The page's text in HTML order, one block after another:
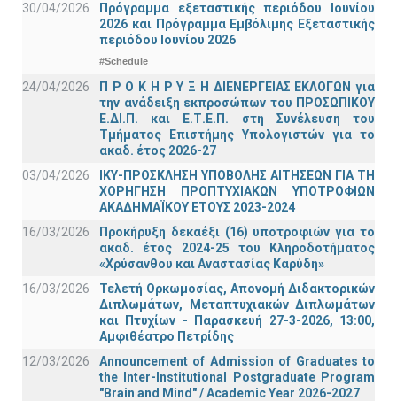
30/04/2026
Πρόγραμμα εξεταστικής περιόδου Ιουνίου
2026 και Πρόγραμμα Εμβόλιμης Εξεταστικής
περιόδου Ιουνίου 2026
#Schedule
24/04/2026
Π Ρ Ο Κ Η Ρ Υ Ξ Η ΔΙΕΝΕΡΓΕΙΑΣ ΕΚΛΟΓΩΝ για
την ανάδειξη εκπροσώπων του ΠΡΟΣΩΠΙΚΟΥ
Ε.ΔΙ.Π. και Ε.Τ.Ε.Π. στη Συνέλευση του
Τμήματος Επιστήμης Υπολογιστών για το
ακαδ. έτος 2026-27
03/04/2026
ΙΚΥ-ΠΡΟΣΚΛΗΣΗ ΥΠΟΒΟΛΗΣ ΑΙΤΗΣΕΩΝ ΓΙΑ ΤΗ
ΧΟΡΗΓΗΣΗ ΠΡΟΠΤΥΧΙΑΚΩΝ ΥΠΟΤΡΟΦΙΩΝ
ΑΚΑΔΗΜΑΪΚΟΥ ΕΤΟΥΣ 2023-2024
16/03/2026
Προκήρυξη δεκαέξι (16) υποτροφιών για το
ακαδ. έτος 2024-25 του Κληροδοτήματος
«Χρύσανθου και Αναστασίας Καρύδη»
16/03/2026
Τελετή Ορκωμοσίας, Απονομή Διδακτορικών
Διπλωμάτων, Μεταπτυχιακών Διπλωμάτων
και Πτυχίων - Παρασκευή 27-3-2026, 13:00,
Αμφιθέατρο Πετρίδης
12/03/2026
Announcement of Admission of Graduates to
the Inter-Institutional Postgraduate Program
"Brain and Mind" / Academic Year 2026-2027